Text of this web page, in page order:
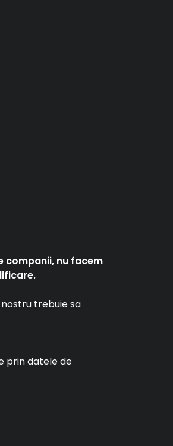
companii, nu facem
trebuie sa
prin datele de